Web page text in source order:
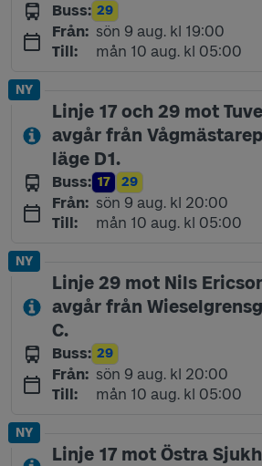
Buss: Linje
29
Från: söndag 9 augusti kl
sön 9 aug. kl 19:00
Till: måndag 10 augusti kl
mån 10 aug. kl 05:00
NY
Linje 17 och 29 mot
avgår från
läge D1.
Buss: Linje
17 Linje
29
Från: söndag 9 augusti kl
sön 9 aug. kl 20:00
Till: måndag 10 augusti kl
mån 10 aug. kl 05:00
NY
Linje 29 mot Nils
avgår från
C.
Buss: Linje
29
Från: söndag 9 augusti kl
sön 9 aug. kl 20:00
Till: måndag 10 augusti kl
mån 10 aug. kl 05:00
NY
Linje 17 mot Östra